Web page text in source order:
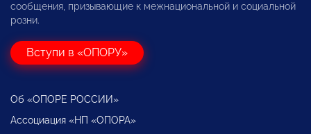
сообщения, призывающие к межнациональной и социальной
розни.
Вступи в «ОПОРУ»
Об «ОПОРЕ РОССИИ»
Ассоциация «НП «ОПОРА»